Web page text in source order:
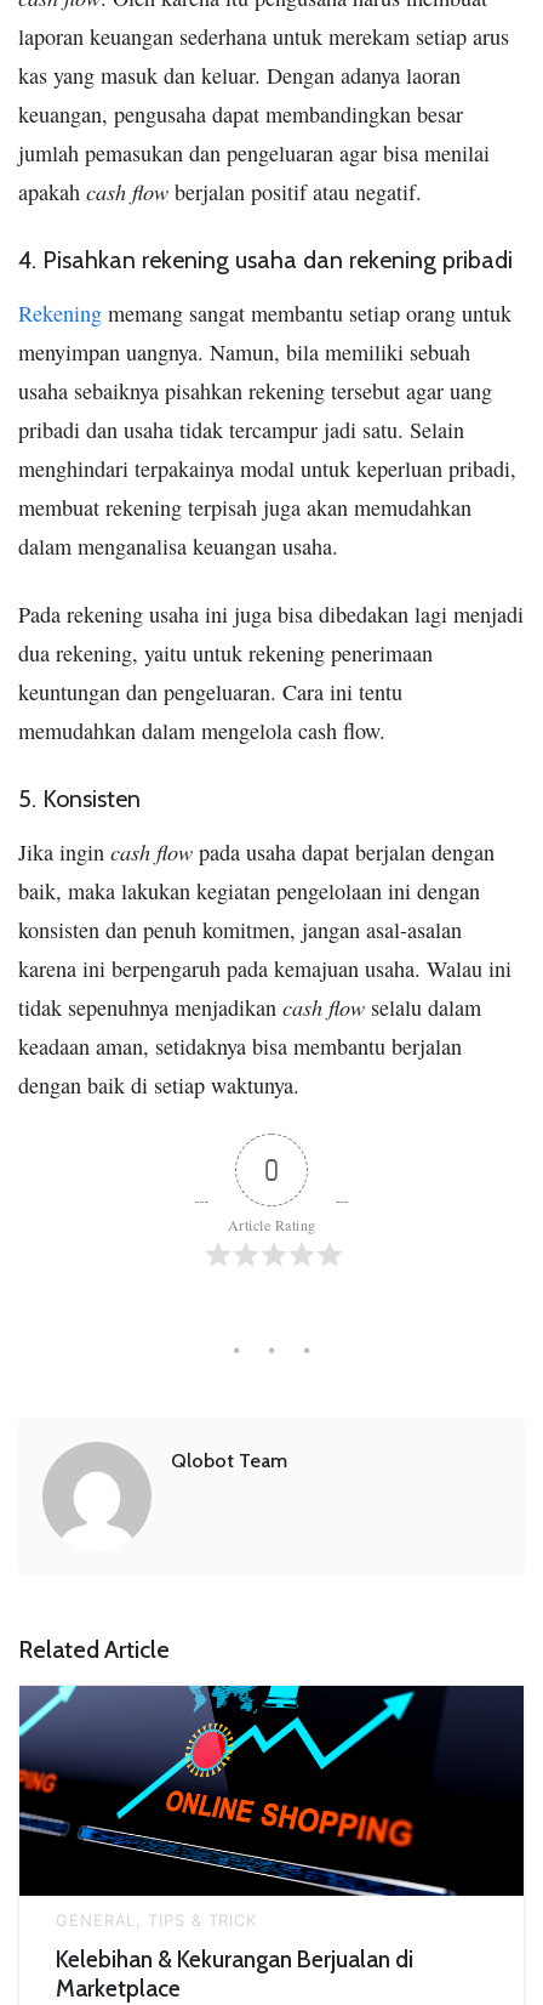
laporan keuangan sederhana untuk merekam setiap arus
kas yang masuk dan keluar. Dengan adanya laoran
keuangan, pengusaha dapat membandingkan besar
jumlah pemasukan dan pengeluaran agar bisa menilai
apakah cash flow berjalan positif atau negatif.
4. Pisahkan rekening usaha dan rekening pribadi
Rekening memang sangat membantu setiap orang untuk
menyimpan uangnya. Namun, bila memiliki sebuah
usaha sebaiknya pisahkan rekening tersebut agar uang
pribadi dan usaha tidak tercampur jadi satu. Selain
menghindari terpakainya modal untuk keperluan pribadi,
membuat rekening terpisah juga akan memudahkan
dalam menganalisa keuangan usaha.
Pada rekening usaha ini juga bisa dibedakan lagi menjadi
dua rekening, yaitu untuk rekening penerimaan
keuntungan dan pengeluaran. Cara ini tentu
memudahkan dalam mengelola cash flow.
5. Konsisten
Jika ingin cash flow pada usaha dapat berjalan dengan
baik, maka lakukan kegiatan pengelolaan ini dengan
konsisten dan penuh komitmen, jangan asal-asalan
karena ini berpengaruh pada kemajuan usaha. Walau ini
tidak sepenuhnya menjadikan cash flow selalu dalam
keadaan aman, setidaknya bisa membantu berjalan
dengan baik di setiap waktunya.
0
Article Rating
Qlobot Team
Related Article
GENERAL, TIPS & TRICK
Kelebihan & Kekurangan Berjualan di
Marketplace